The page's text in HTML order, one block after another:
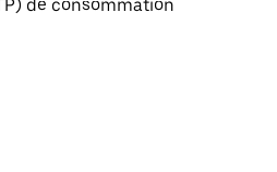
de consommation